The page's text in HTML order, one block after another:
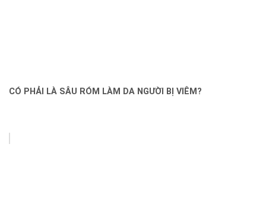
CÓ PHẢI LÀ SÂU RÓM LÀM DA NGƯỜI BỊ VIÊM?